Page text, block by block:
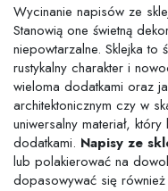
Wycinanie napisów ze
Stanowią one świetną
niepowtarzalne. Sklejka to
rustykalny charakter i
wieloma dodatkami oraz
architektonicznym czy w
uniwersalny materiał,
dodatkami. Napisy ze
lub polakierować na
dopasowywać się